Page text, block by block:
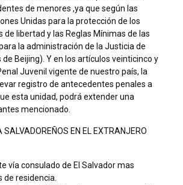
de menores ,ya que según las
Unidas para la protección de los
de libertad y las Reglas Mínimas de las
la administración de la Justicia de
Beijing). Y en los artículos veinticinco y
Juvenil vigente de nuestro país, la
registro de antecedentes penales a
esta unidad, podrá extender una
mencionado.
SALVADOREÑOS EN EL EXTRANJERO
vía consulado de El Salvador mas
de residencia.